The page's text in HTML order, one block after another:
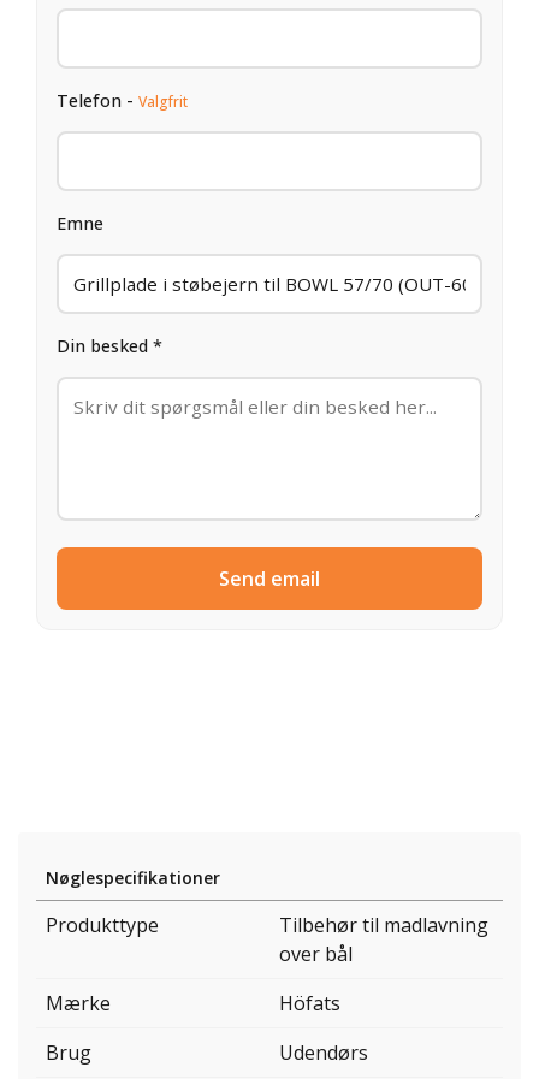
Telefon - Valgfrit
Emne
Din besked *
Send email
Nøglespecifikationer
Produkttype
Tilbehør til madlavning
over bål
Mærke
Höfats
Brug
Udendørs